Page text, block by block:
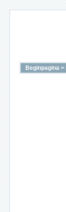
Beginpagina >